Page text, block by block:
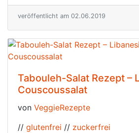
veröffentlicht am 02.06.2019
Tabouleh-Salat Rezept –
Couscoussalat
von VeggieRezepte
// glutenfrei // zuckerfrei